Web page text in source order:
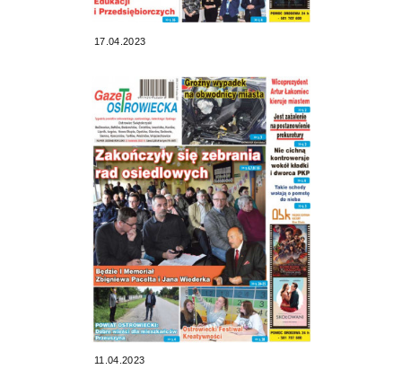
17.04.2023
11.04.2023